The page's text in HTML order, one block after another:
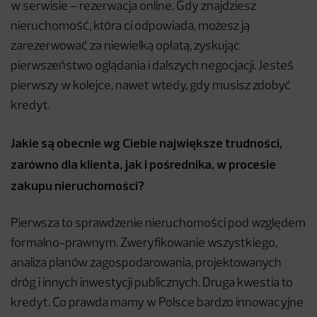
w serwisie – rezerwacja online. Gdy znajdziesz
nieruchomość, która ci odpowiada, możesz ją
zarezerwować za niewielką opłatą, zyskując
pierwszeństwo oglądania i dalszych negocjacji. Jesteś
pierwszy w kolejce, nawet wtedy, gdy musisz zdobyć
kredyt.
Jakie są obecnie wg Ciebie największe trudności,
zarówno dla klienta, jak i pośrednika, w procesie
zakupu nieruchomości?
Pierwsza to sprawdzenie nieruchomości pod względem
formalno-prawnym. Zweryfikowanie wszystkiego,
analiza planów zagospodarowania, projektowanych
dróg i innych inwestycji publicznych. Druga kwestia to
kredyt. Co prawda mamy w Polsce bardzo innowacyjne